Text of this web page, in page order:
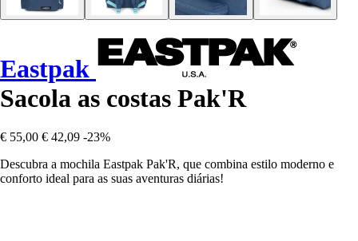
Eastpak
Sacola as costas Pak'R
€ 55,00 € 42,09 -23%
Descubra a mochila Eastpak Pak'R, que combina estilo moderno e
conforto ideal para as suas aventuras diárias!